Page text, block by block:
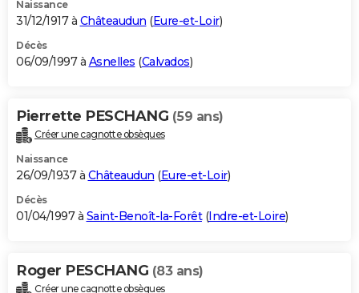
Naissance
31/12/1917 à Châteaudun (Eure-et-Loir)
Décès
06/09/1997 à Asnelles (Calvados)
Pierrette PESCHANG (59 ans)
Créer une cagnotte obsèques
Naissance
26/09/1937 à Châteaudun (Eure-et-Loir)
Décès
01/04/1997 à Saint-Benoît-la-Forêt(Indre-et-Loire)
Roger PESCHANG (83 ans)
Créer une cagnotte obsèques